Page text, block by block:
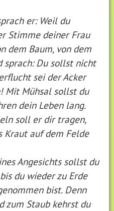
er: Weil du
Stimme deiner Frau
dem Baum, von dem
sprach: Du sollst nicht
sei der Acker
Mit Mühsal sollst du
dein Leben lang.
soll er dir tragen,
Kraut auf dem Felde
Angesichts sollst du
du wieder zu Erde
bist. Denn
zum Staub kehrst du